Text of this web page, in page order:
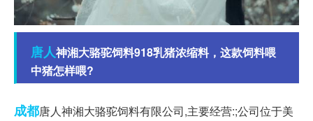
唐人神湘大骆驼饲料918乳猪浓缩料，这款饲料喂
中猪怎样喂?
成都唐人神湘大骆驼饲料有限公司,主要经营:;公司位于美